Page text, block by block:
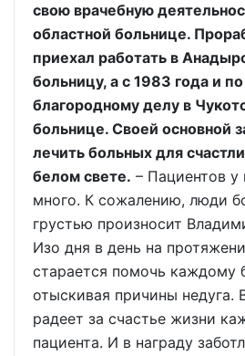
свою врачебную
областной больнице.
приехал работать в
больницу, а с 1983 года и
благородному делу в
больнице. Своей основной
лечить больных для
белом свете. – Пациентов у
много. К сожалению, люди
грустью произносит
Изо дня в день на
старается помочь каждому
отыскивая причины недуга.
радеет за счастье жизни
пациента. И в награду